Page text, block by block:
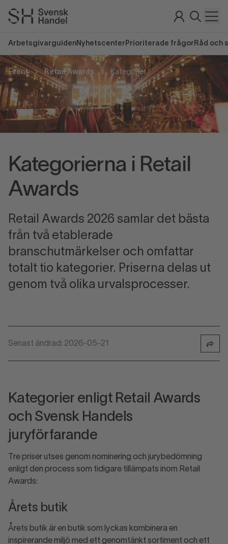
Arbetsgivarguiden Nyhetscenter Prioriterade frågor Råd och
Event Retail Awards Kategorier
Kategorierna i Retail
Awards
Retail Awards 2026 samlar det bästa
från två etablerade
branschutmärkelser och omfattar
totalt tio kategorier. Priserna delas ut
genom två olika urvalsprocesser.
Senast ändrad: 2026-05-21
Kategorier enligt Retail Awards
och Svensk Handels
juryförfarande
Tre priser utses genom nominering och jurybedömning
enligt den process som tidigare tillämpats inom Retail
Awards:
Årets butik
Årets butik är en butik som lyckas kombinera en
inspirerande miljö med ett genomtänkt sortiment och ett